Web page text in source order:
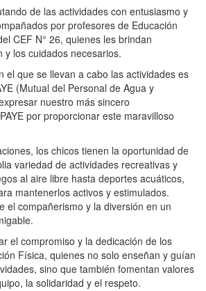
de las actividades con entusiasmo y
por profesores de Educación
CEF N° 26, quienes les brindan
y los cuidados necesarios.
el que se llevan a cabo las actividades es
(Mutual del Personal de Agua y
nuestro más sincero
por proporcionar este maravilloso
los chicos tienen la oportunidad de
variedad de actividades recreativas y
al aire libre hasta deportes acuáticos,
mantenerlos activos y estimulados.
el compañerismo y la diversión en un
el compromiso y la dedicación de los
Física, quienes no solo enseñan y guían
sino que también fomentan valores
la solidaridad y el respeto.